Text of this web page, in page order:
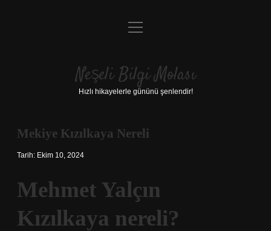
Anasayfa
Yasal Uyarı
menüyü
Neşeli Bilgi Molası
Hızlı hikayelerle gününü şenlendir!
Mekiye Kızılkaya Nereli
Tarih: Ekim 10, 2024
Mehmet Yalçın
Kızılkaya nereli?